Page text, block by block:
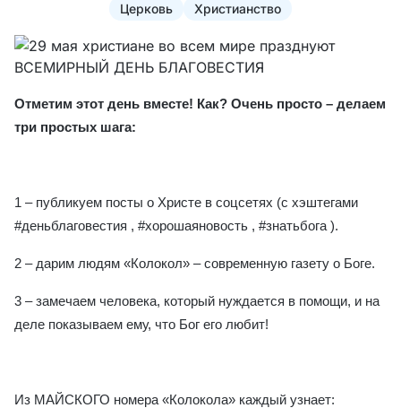
Церковь Христианство
Отметим этот день вместе! Как? Очень просто – делаем
три простых шага:
1 – публикуем посты о Христе в соцсетях (с хэштегами
#деньблаговестия , #хорошаяновость , #знатьбога ).
2 – дарим людям «Колокол» – современную газету о Боге.
3 – замечаем человека, который нуждается в помощи, и на
деле показываем ему, что Бог его любит!
Из МАЙСКОГО номера «Колокола» каждый узнает: